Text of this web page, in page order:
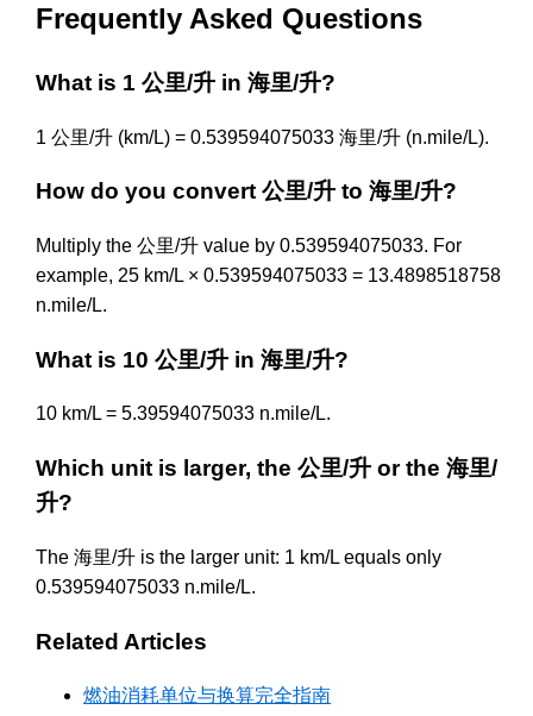
Frequently Asked Questions
What is 1 公里/升 in 海里/升?
1 公里/升 (km/L) = 0.539594075033 海里/升 (n.mile/L).
How do you convert 公里/升 to 海里/升?
Multiply the 公里/升 value by 0.539594075033. For
example, 25 km/L × 0.539594075033 = 13.4898518758
n.mile/L.
What is 10 公里/升 in 海里/升?
10 km/L = 5.39594075033 n.mile/L.
Which unit is larger, the 公里/升 or the 海里/
升?
The 海里/升 is the larger unit: 1 km/L equals only
0.539594075033 n.mile/L.
Related Articles
燃油消耗单位与换算完全指南